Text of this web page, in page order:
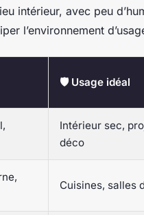
intérieur, avec peu
l’environnement
🛡️ Usage idéal
Intérieur sec,
déco
Cuisines, salles